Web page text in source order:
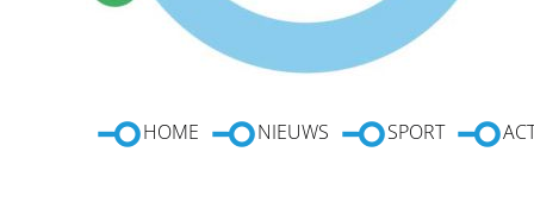
HOME NIEUWS SPORT